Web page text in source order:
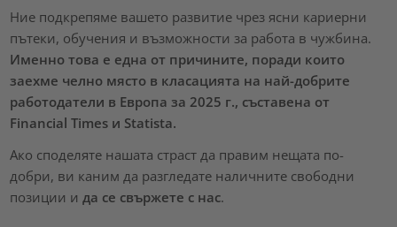
Ние подкрепяме вашето развитие чрез ясни кариерни
пътеки, обучения и възможности за работа в чужбина.
Именно това е една от причините, поради които
заехме челно място в класацията на най-добрите
работодатели в Европа за 2025 г., съставена от
Financial Times и Statista.
Ако споделяте нашата страст да правим нещата по-
добри, ви каним да разгледате наличните свободни
позиции и да се свържете с нас.